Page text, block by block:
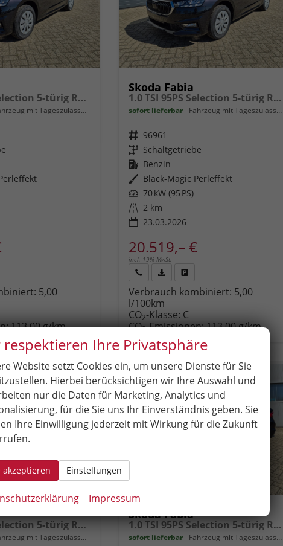
1.0 TSI 95PS Selection 5-türig Rückf.Kamera Parksensoren Sitzheizung Multifunktionslenkrad Klima Skoda-Radio Bluetooth Touchscreen Tempomat Nebelsch. Apple CarPlay + Android Auto
mit Tageszulassung
5,00
113,00 g/km
Skoda Fabia
1.0 TSI 95PS Selection 5-türig Rückf.Kamera Parksensoren Sitzheizung Multifunktionslenkrad Klima Skoda-Radio Bluetooth Touchscreen Tempomat Nebelsch. Apple CarPlay + Android Auto
sofort lieferbar Fahrzeug mit Tageszulassung
Fahrzeugnr. 96961
Getriebe Schaltgetriebe
Kraftstoff Benzin
Außenfarbe Black-Magic Perleffekt
Leistung 70 kW (95 PS)
Kilometerstand 2 km
23.03.2026
20.519,– €
incl. 19% MwSt.
anfordernDatei,
Fahrzeugexposé
drucken
drucken,
oder
vergleichen
Verbrauch kombiniert: 5,00
l/100km
CO2-Klasse: C
CO2-Emissionen:113,00 g/km
1.0 TSI 95PS Selection 5-türig Rückf.Kamera Parksensoren Sitzheizung Multifunktionslenkrad Klima Skoda-Radio Bluetooth Touchscreen Tempomat Nebelsch. Apple CarPlay + Android Auto
mit Tageszulassung
Skoda Fabia
1.0 TSI 95PS Selection 5-türig Rückf.Kamera Parksensoren Sitzheizung Multifunktionslenkrad Klima Skoda-Radio Bluetooth Touchscreen Tempomat Nebelsch. Apple CarPlay + Android Auto
sofort lieferbar Fahrzeug mit Tageszulassung
respektieren Ihre Privatsphäre
Website setzt Cookies ein, um unsere Dienste für Sie
Hierbei berücksichtigen wir Ihre Auswahl und
nur die Daten für Marketing, Analytics und
für die Sie uns Ihr Einverständnis geben. Sie
Ihre Einwilligung jederzeit mit Wirkung für die Zukunft
akzeptieren Einstellungen
Impressum